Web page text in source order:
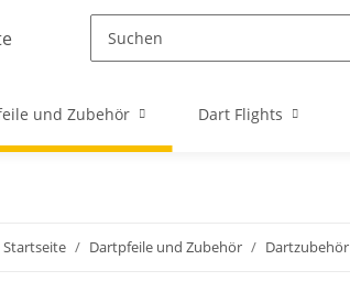
und Zubehör Dart Flights
Startseite Dartpfeile und Zubehör Dartzubehör